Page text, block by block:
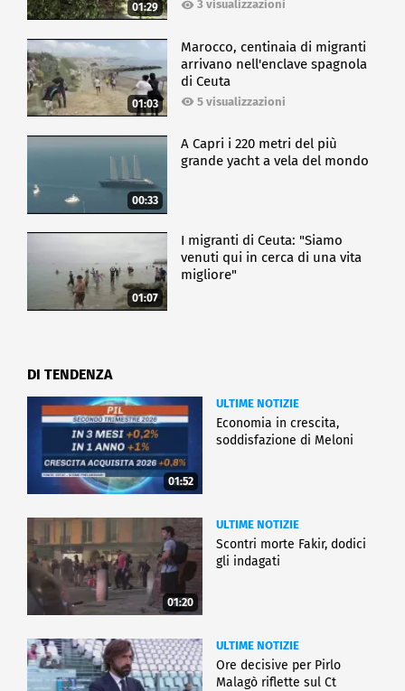
01:29 3 visualizzazioni
01:03
Marocco, centinaia di migranti
arrivano nell'enclave spagnola
di Ceuta
5 visualizzazioni
00:33
A Capri i 220 metri del più
grande yacht a vela del mondo
01:07
I migranti di Ceuta: "Siamo
venuti qui in cerca di una vita
migliore"
DI TENDENZA
01:52
ULTIME NOTIZIE
Economia in crescita,
soddisfazione di Meloni
01:20
ULTIME NOTIZIE
Scontri morte Fakir, dodici
gli indagati
ULTIME NOTIZIE
Ore decisive per Pirlo
Malagò riflette sul Ct